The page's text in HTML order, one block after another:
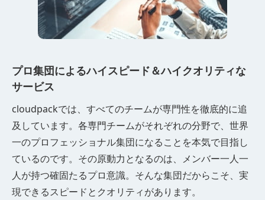
プロ集団によるハイスピード＆ハイクオリティな
サービス
cloudpackでは、すべてのチームが専門性を徹底的に追
及しています。各専門チームがそれぞれの分野で、世界
一のプロフェッショナル集団になることを本気で目指し
ているのです。その原動力となるのは、メンバー一人一
人が持つ確固たるプロ意識。そんな集団だからこそ、実
現できるスピードとクオリティがあります。